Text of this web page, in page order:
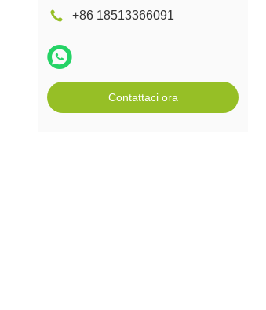
+86 18513366091
Contattaci ora